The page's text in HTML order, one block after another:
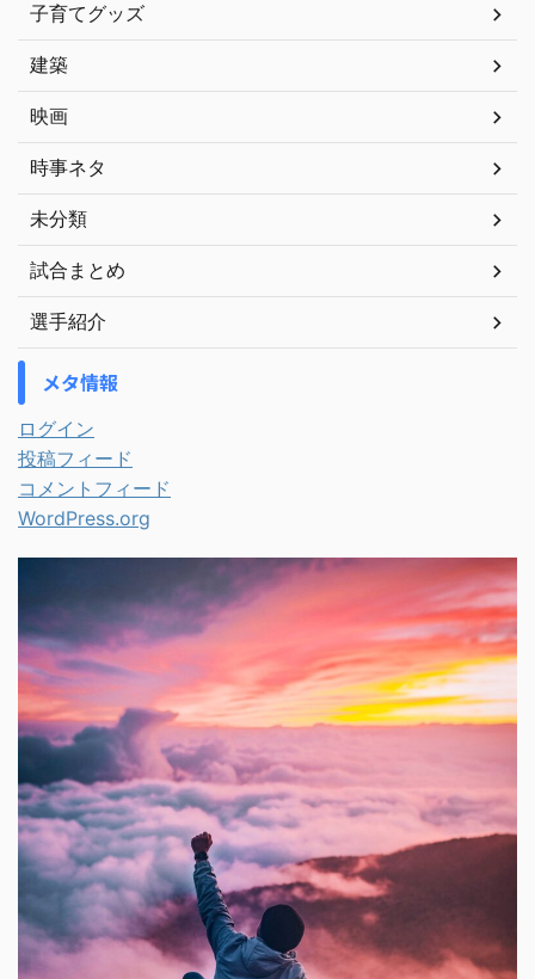
子育てグッズ
建築
映画
時事ネタ
未分類
試合まとめ
選手紹介
メタ情報
ログイン
投稿フィード
コメントフィード
WordPress.org